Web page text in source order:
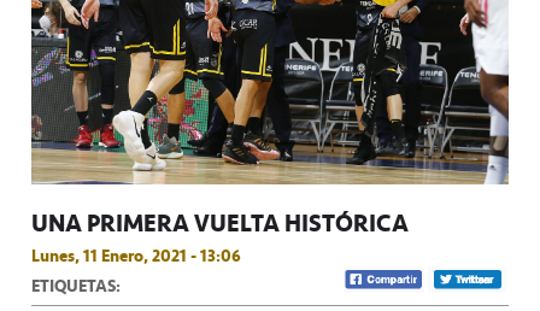
UNA PRIMERA VUELTA HISTÓRICA
Lunes, 11 Enero, 2021 - 13:06
ETIQUETAS: